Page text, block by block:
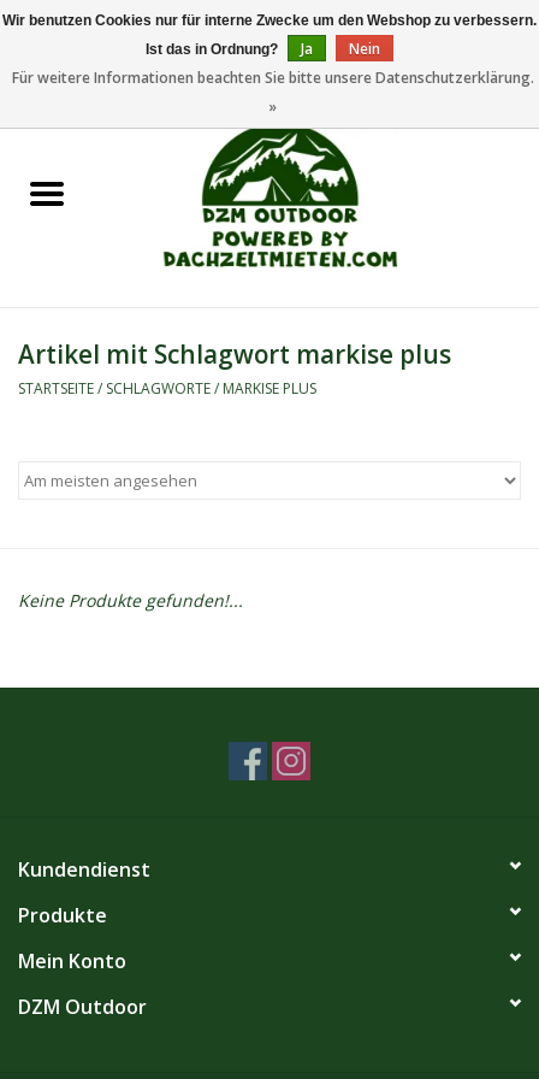
Dachzeltanhänger
Camping/Outdoor
Kontakt
Artikel mit Schlagwort markise plus
STARTSEITE/ SCHLAGWORTE/ MARKISE PLUS
Keine Produkte gefunden!...
Kundendienst
Produkte
Mein Konto
DZM Outdoor
Wir benutzen Cookies nur für interne Zwecke um den Webshop zu verbessern.
Ist das in Ordnung?
Ja
Nein
Für weitere Informationen beachten Sie bitte unsere Datenschutzerklärung.
»